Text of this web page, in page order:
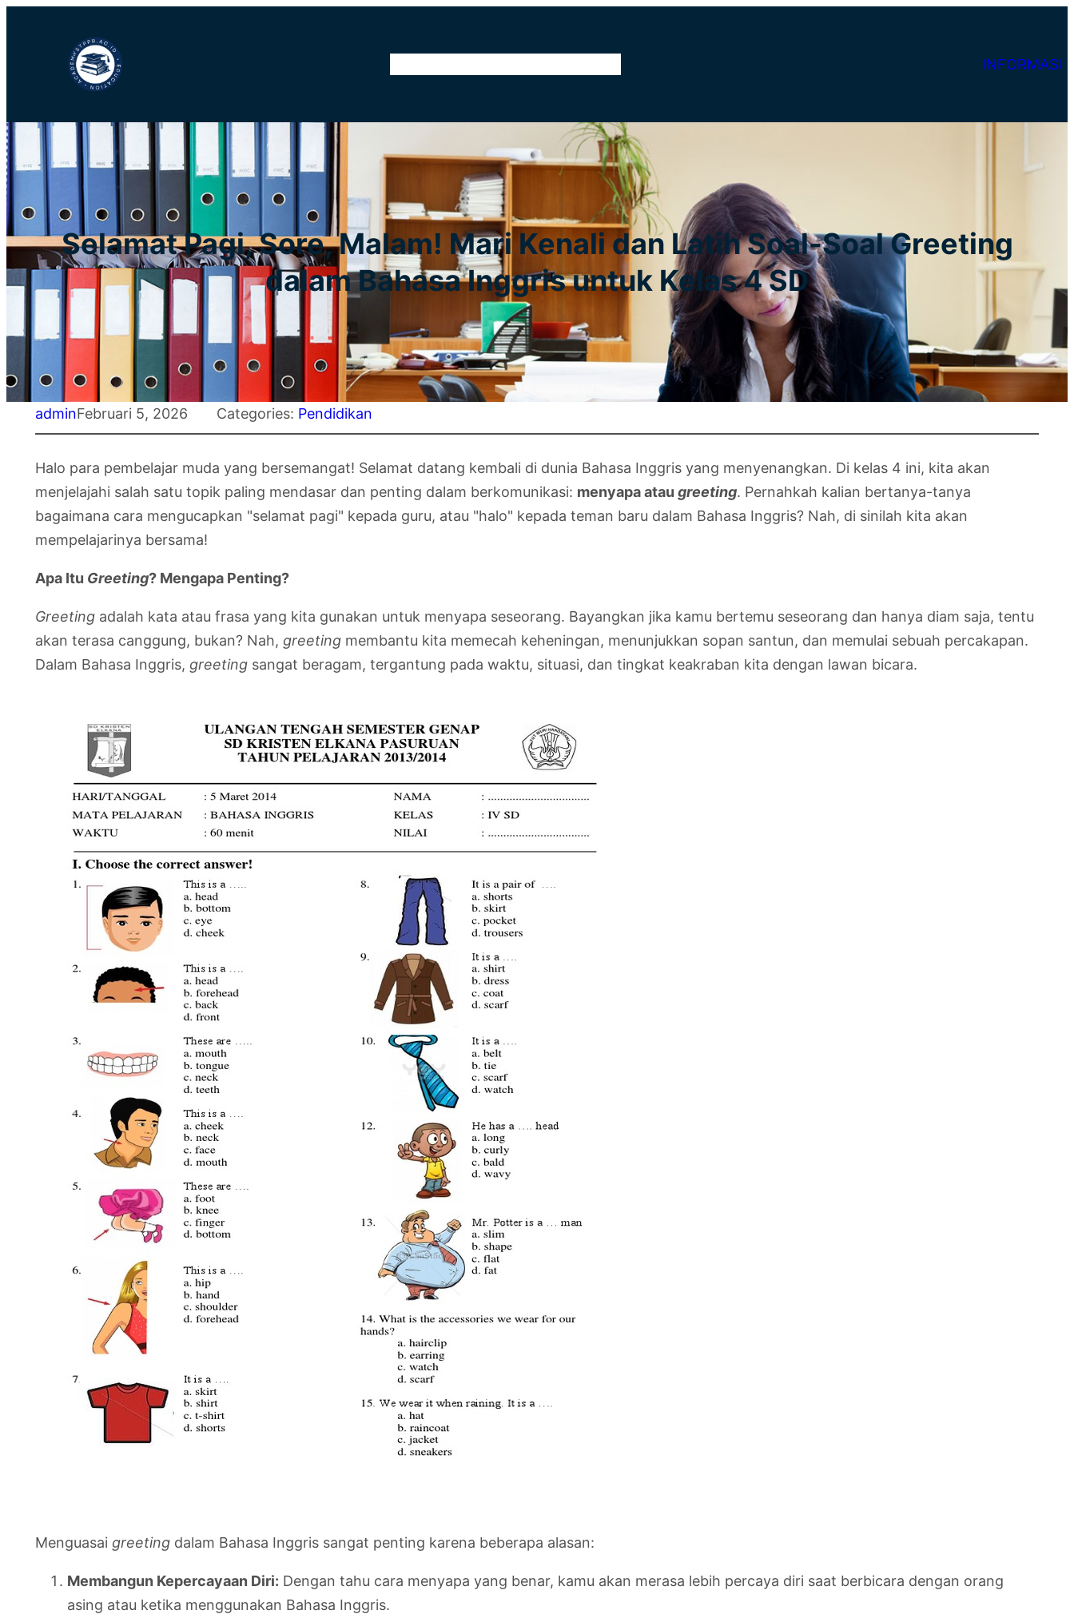
INFORMASI
Selamat Pagi, Sore, Malam! Mari Kenali dan Latih Soal-Soal Greeting
dalam Bahasa Inggris untuk Kelas 4 SD
adminFebruari 5, 2026 Categories: Pendidikan
Halo para pembelajar muda yang bersemangat! Selamat datang kembali di dunia Bahasa Inggris yang menyenangkan. Di kelas 4 ini, kita akan
menjelajahi salah satu topik paling mendasar dan penting dalam berkomunikasi: menyapa atau greeting. Pernahkah kalian bertanya-tanya
bagaimana cara mengucapkan "selamat pagi" kepada guru, atau "halo" kepada teman baru dalam Bahasa Inggris? Nah, di sinilah kita akan
mempelajarinya bersama!
Apa Itu Greeting? Mengapa Penting?
Greeting adalah kata atau frasa yang kita gunakan untuk menyapa seseorang. Bayangkan jika kamu bertemu seseorang dan hanya diam saja, tentu
akan terasa canggung, bukan? Nah, greeting membantu kita memecah keheningan, menunjukkan sopan santun, dan memulai sebuah percakapan.
Dalam Bahasa Inggris, greeting sangat beragam, tergantung pada waktu, situasi, dan tingkat keakraban kita dengan lawan bicara.
Menguasai greeting dalam Bahasa Inggris sangat penting karena beberapa alasan:
Membangun Kepercayaan Diri: Dengan tahu cara menyapa yang benar, kamu akan merasa lebih percaya diri saat berbicara dengan orang
asing atau ketika menggunakan Bahasa Inggris.